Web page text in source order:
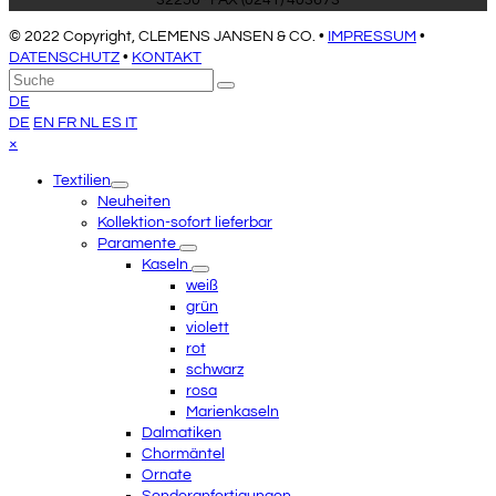
€280,00€190,00.
© 2022 Copyright, CLEMENS JANSEN & CO. • IMPRESSUM •
DATENSCHUTZ • KONTAKT
An
den
Anfang
scrollen
Suche
Senden
DE
DE EN FR NL ES IT
×
menuTextilien
Neuheiten
Kollektion-sofort lieferbar
Paramente
Kaseln
weiß
grün
violett
rot
schwarz
rosa
Marienkaseln
Dalmatiken
Chormäntel
Ornate